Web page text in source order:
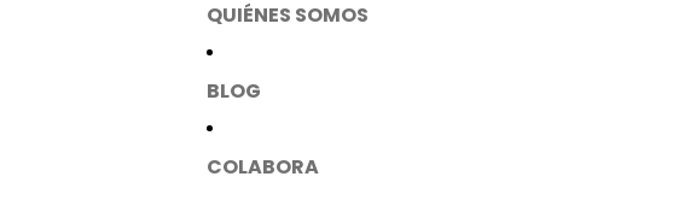
QUIÉNES SOMOS
BLOG
COLABORA